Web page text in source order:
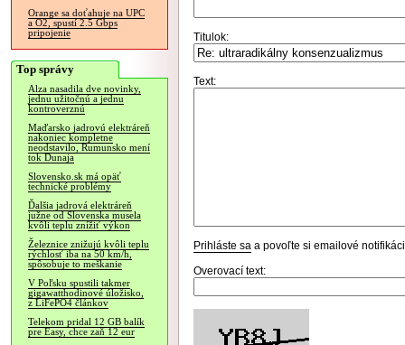
Orange sa doťahuje na UPC
a O2, spustí 2.5 Gbps
pripojenie
Top správy
Alza nasadila dve novinky,
jednu užitočnú a jednu
kontroverznú
Maďarsko jadrovú elektráreň
nakoniec kompletne
neodstavilo, Rumunsko mení
tok Dunaja
Slovensko.sk má opäť
technické problémy
Ďalšia jadrová elektráreň
južne od Slovenska musela
kvôli teplu znížiť výkon
Železnice znižujú kvôli teplu
rýchlosť iba na 50 km/h,
spôsobuje to meškanie
V Poľsku spustili takmer
gigawatthodinové úložisko,
z LiFePO4 článkov
Telekom pridal 12 GB balík
pre Easy, chce zaň 12 eur
Titulok:
Text:
Prihláste sa a povoľte si emailové
Overovací text: